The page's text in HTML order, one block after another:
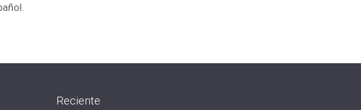
Reciente